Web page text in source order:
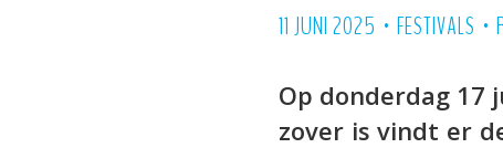
11 JUNI 2025 • FESTIVALS •
Op donderdag 17
zover is vindt er